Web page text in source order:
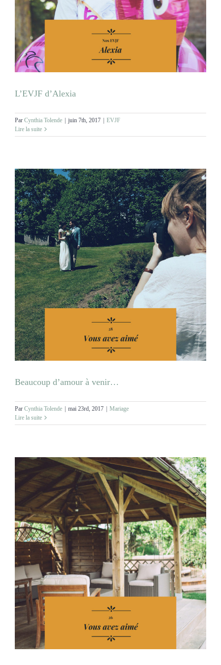
NOS ACTIVITES
CONTACT
L’EVJF d’Alexia
Par Cynthia Tolende | juin 7th, 2017 | EVJF
Lire la suite
Beaucoup d’amour à venir…
Par Cynthia Tolende | mai 23rd, 2017 | Mariage
Lire la suite